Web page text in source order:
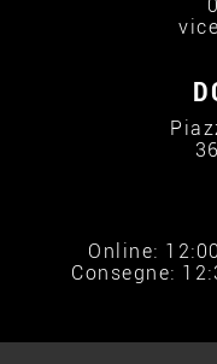
Online:
Consegne: